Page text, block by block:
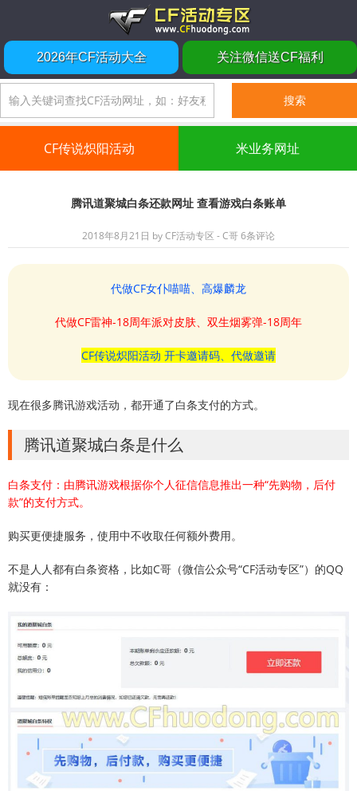
2026年CF活动大全 关注微信送CF福利
CF传说炽阳活动 米业务网址
腾讯道聚城白条还款网址 查看游戏白条账单
2018年8月21日 byCF活动专区 - C哥6条评论
代做CF女仆喵喵、高爆麟龙
代做CF雷神-18周年派对皮肤、双生烟雾弹-18周年
CF传说炽阳活动 开卡邀请码、代做邀请
现在很多腾讯游戏活动，都开通了白条支付的方式。
腾讯道聚城白条是什么
白条支付：由腾讯游戏根据你个人征信信息推出一种“先购物，后付
款”的支付方式。
购买更便捷服务，使用中不收取任何额外费用。
不是人人都有白条资格，比如C哥（微信公众号“CF活动专区”）的QQ
就没有：